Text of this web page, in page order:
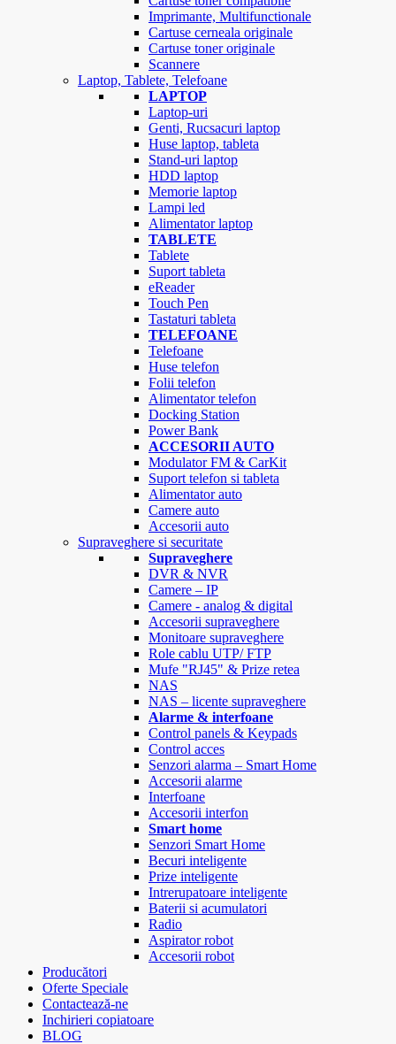
Imprimante, Multifunctionale
Cartuse cerneala originale
Cartuse toner originale
Scannere
Laptop, Tablete, Telefoane
LAPTOP
Laptop-uri
Genti, Rucsacuri laptop
Huse laptop, tableta
Stand-uri laptop
HDD laptop
Memorie laptop
Lampi led
Alimentator laptop
TABLETE
Tablete
Suport tableta
eReader
Touch Pen
Tastaturi tableta
TELEFOANE
Telefoane
Huse telefon
Folii telefon
Alimentator telefon
Docking Station
Power Bank
ACCESORII AUTO
Modulator FM & CarKit
Suport telefon si tableta
Alimentator auto
Camere auto
Accesorii auto
Supraveghere si securitate
Supraveghere
DVR & NVR
Camere – IP
Camere - analog & digital
Accesorii supraveghere
Monitoare supraveghere
Role cablu UTP/ FTP
Mufe "RJ45" & Prize retea
NAS
NAS – licente supraveghere
Alarme & interfoane
Control panels & Keypads
Control acces
Senzori alarma – Smart Home
Accesorii alarme
Interfoane
Accesorii interfon
Smart home
Senzori Smart Home
Becuri inteligente
Prize inteligente
Intrerupatoare inteligente
Baterii si acumulatori
Radio
Aspirator robot
Accesorii robot
Producători
Oferte Speciale
Contactează-ne
Inchirieri copiatoare
BLOG